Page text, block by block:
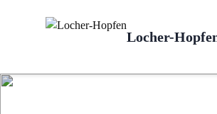
Locher-